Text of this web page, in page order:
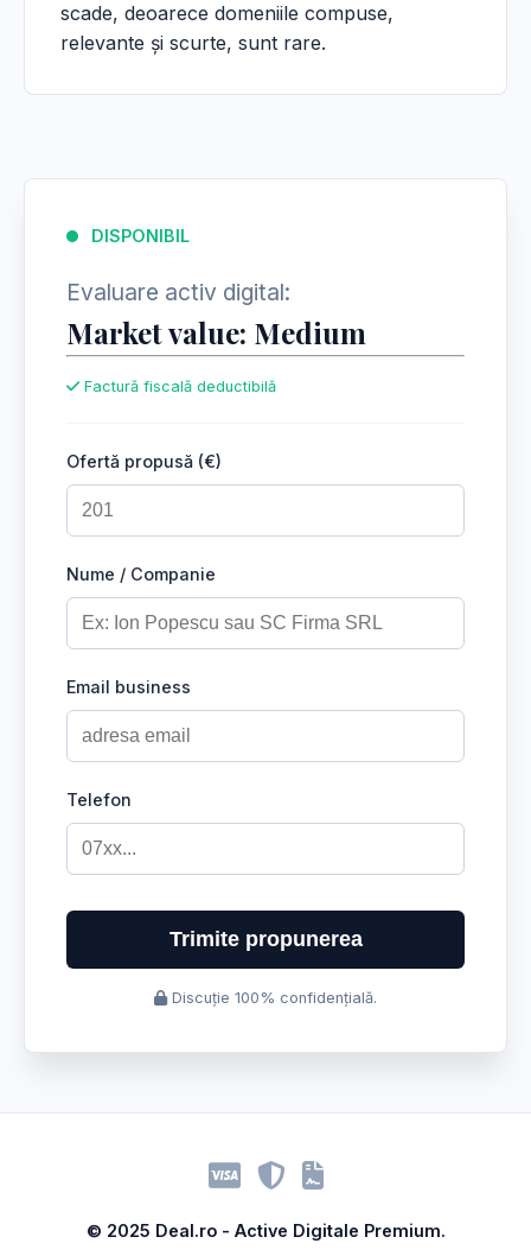
scade, deoarece domeniile compuse,
relevante și scurte, sunt rare.
DISPONIBIL
Evaluare activ digital:
Market value: Medium
Factură fiscală deductibilă
Ofertă propusă (€)
Nume / Companie
Email business
Telefon
Trimite propunerea
Discuție 100% confidențială.
© 2025 Deal.ro - Active Digitale Premium.